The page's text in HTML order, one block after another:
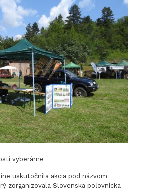
vyberáme
uskutočnila akcia pod názvom
zorganizovala Slovenska poľovnícka